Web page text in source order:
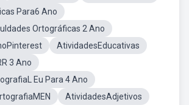
Para6 Ano
Ortográficas 2 Ano
AtividadesEducativas
3 Ano
Eu Para 4 Ano
AtividadesAdjetivos